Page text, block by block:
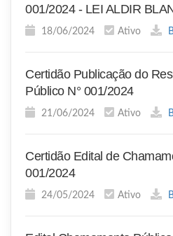
001/2024 - LEI ALDIR
18/06/2024 Ativo
Certidão Publicação do
Público N° 001/2024
21/06/2024 Ativo
Certidão Edital de
001/2024
24/05/2024 Ativo